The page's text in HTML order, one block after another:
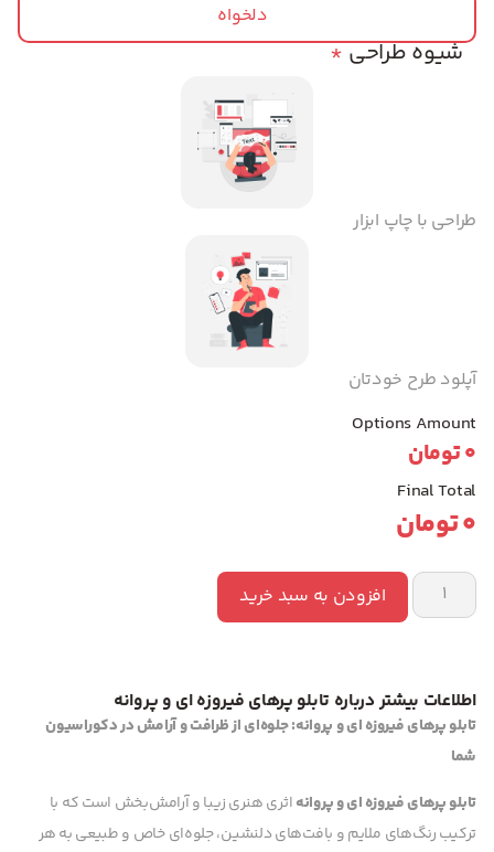
دلخواه
*شیوه طراحی
طراحی با چاپ ابزار
آپلود طرح خودتان
Options Amount
0تومان
Final Total
0تومان
افزودن به سبد خرید
اطلاعات بیشتر درباره تابلو پرهای فیروزه ای و پروانه
تابلو پرهای فیروزه ای و پروانه: جلوه‌ای از ظرافت و آرامش در دکوراسیون
شما
تابلو پرهای فیروزه ای و پروانهاثری هنری زیبا و آرامش‌بخش است که با
ترکیب رنگ‌های ملایم و بافت‌های دلنشین، جلوه‌ای خاص و طبیعی به هر